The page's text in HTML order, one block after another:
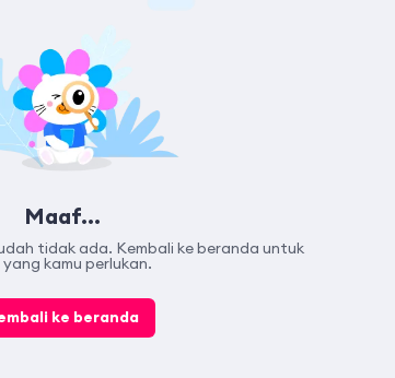
Maaf...
tidak ada. Kembali ke beranda untuk
yang kamu perlukan.
ke beranda